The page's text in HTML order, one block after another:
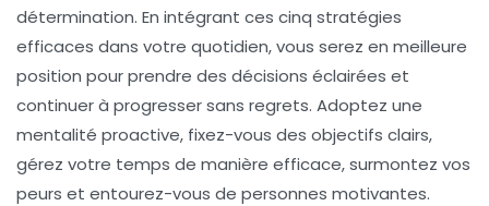
détermination. En intégrant ces cinq stratégies
efficaces dans votre quotidien, vous serez en meilleure
position pour prendre des décisions éclairées et
continuer à progresser sans regrets. Adoptez une
mentalité proactive, fixez-vous des objectifs clairs,
gérez votre temps de manière efficace, surmontez vos
peurs et entourez-vous de personnes motivantes.